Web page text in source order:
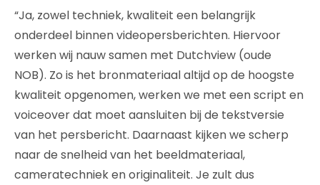
“Ja, zowel techniek, kwaliteit een belangrijk
onderdeel binnen videopersberichten. Hiervoor
werken wij nauw samen met Dutchview (oude
NOB). Zo is het bronmateriaal altijd op de hoogste
kwaliteit opgenomen, werken we met een script en
voiceover dat moet aansluiten bij de tekstversie
van het persbericht. Daarnaast kijken we scherp
naar de snelheid van het beeldmateriaal,
cameratechniek en originaliteit. Je zult dus